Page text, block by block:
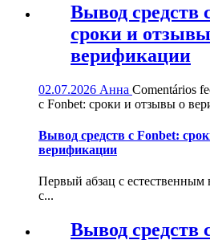
Вывод средств
сроки и
верификации
02.07.2026 Анна Comentários
с Fonbet: сроки и отзывы о
Вывод средств с Fonbet:
верификации
Первый абзац с
с...
Вывод средств